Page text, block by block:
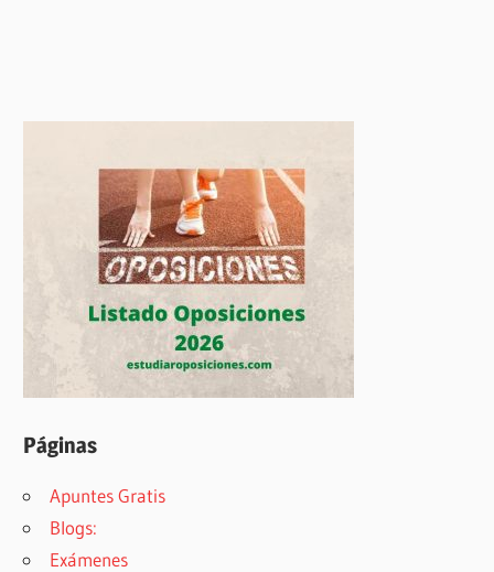
Páginas
Apuntes Gratis
Blogs:
Exámenes